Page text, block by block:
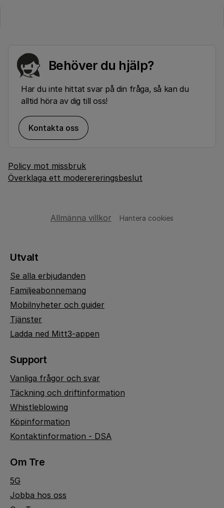
Behöver du hjälp?
Har du inte hittat svar på din fråga, så kan du
alltid höra av dig till oss!
Kontakta oss
Policy mot missbruk
Överklaga ett moderereringsbeslut
Allmänna villkor Hantera cookies
Utvalt
Se alla erbjudanden
Familjeabonnemang
Mobilnyheter och guider
Tjänster
Ladda ned Mitt3-appen
Support
Vanliga frågor och svar
Täckning och driftinformation
Whistleblowing
Köpinformation
Kontaktinformation - DSA
Om Tre
5G
Jobba hos oss